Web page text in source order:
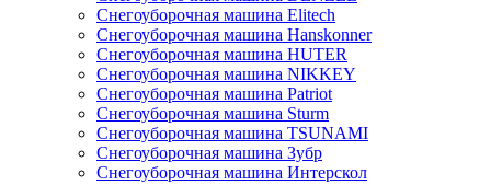
Снегоуборочная машина Elitech
Снегоуборочная машина Hanskonner
Снегоуборочная машина HUTER
Снегоуборочная машина NIKKEY
Снегоуборочная машина Patriot
Снегоуборочная машина Sturm
Снегоуборочная машина TSUNAMI
Снегоуборочная машина Зубр
Снегоуборочная машина Интерскол